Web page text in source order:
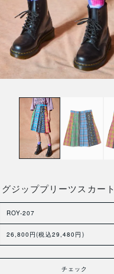
グジッププリーツスカート
ROY-207
26,800円(税込29,480円)
チェック